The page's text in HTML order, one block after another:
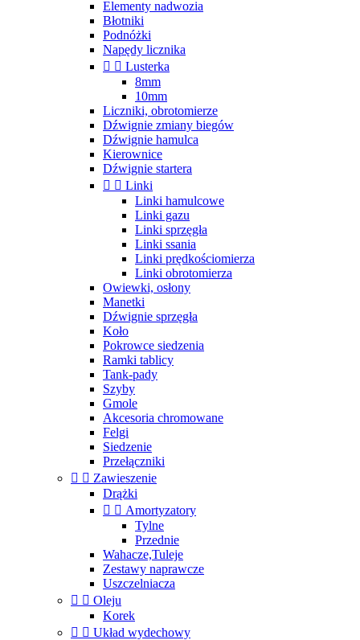
Elementy nadwozia
Błotniki
Podnóżki
Napędy licznika
  Lusterka
8mm
10mm
Liczniki, obrotomierze
Dźwignie zmiany biegów
Dźwignie hamulca
Kierownice
Dźwignie startera
  Linki
Linki hamulcowe
Linki gazu
Linki sprzęgła
Linki ssania
Linki prędkościomierza
Linki obrotomierza
Owiewki, osłony
Manetki
Dźwignie sprzęgła
Koło
Pokrowce siedzenia
Ramki tablicy
Tank-pady
Szyby
Gmole
Akcesoria chromowane
Felgi
Siedzenie
Przełączniki
  Zawieszenie
Drążki
  Amortyzatory
Tylne
Przednie
Wahacze,Tuleje
Zestawy naprawcze
Uszczelniacza
  Oleju
Korek
  Układ wydechowy